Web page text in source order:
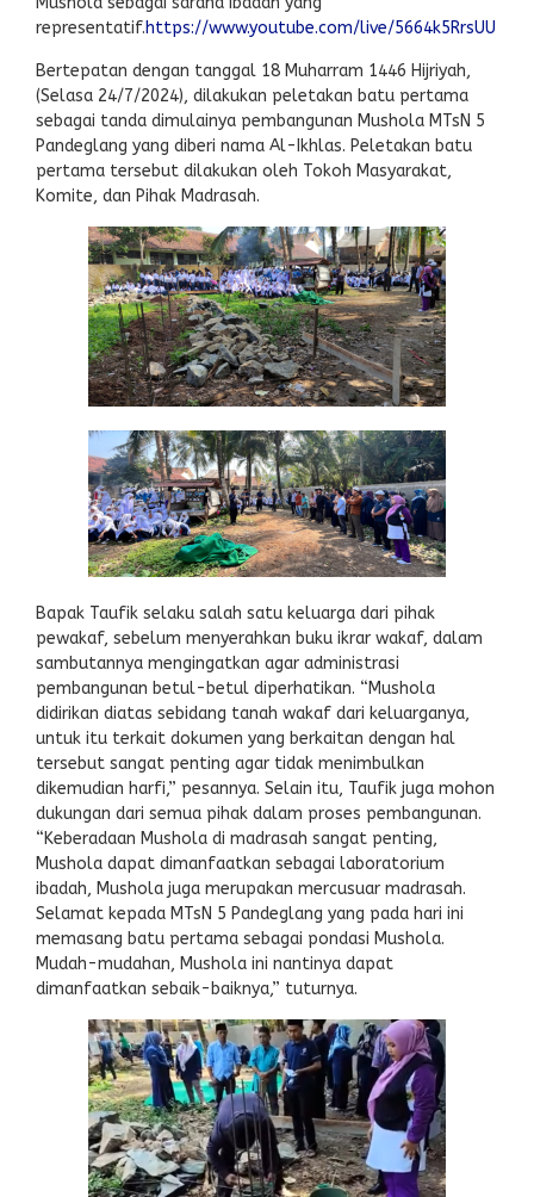
representatif.https://www.youtube.com/live/5664k5RrsUU
Bertepatan dengan tanggal 18 Muharram 1446 Hijriyah,
(Selasa 24/7/2024), dilakukan peletakan batu pertama
sebagai tanda dimulainya pembangunan Mushola MTsN 5
Pandeglang yang diberi nama Al-Ikhlas. Peletakan batu
pertama tersebut dilakukan oleh Tokoh Masyarakat,
Komite, dan Pihak Madrasah.
Bapak Taufik selaku salah satu keluarga dari pihak
pewakaf, sebelum menyerahkan buku ikrar wakaf, dalam
sambutannya mengingatkan agar administrasi
pembangunan betul-betul diperhatikan. “Mushola
didirikan diatas sebidang tanah wakaf dari keluarganya,
untuk itu terkait dokumen yang berkaitan dengan hal
tersebut sangat penting agar tidak menimbulkan
dikemudian harfi,” pesannya. Selain itu, Taufik juga mohon
dukungan dari semua pihak dalam proses pembangunan.
“Keberadaan Mushola di madrasah sangat penting,
Mushola dapat dimanfaatkan sebagai laboratorium
ibadah, Mushola juga merupakan mercusuar madrasah.
Selamat kepada MTsN 5 Pandeglang yang pada hari ini
memasang batu pertama sebagai pondasi Mushola.
Mudah-mudahan, Mushola ini nantinya dapat
dimanfaatkan sebaik-baiknya,” tuturnya.